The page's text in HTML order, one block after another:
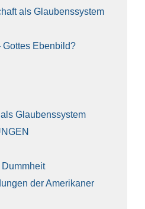
als Glau­bens­sys­tem
Got­tes Eben­bild?
Glau­bens­sys­tem
der Ame­ri­ka­ner